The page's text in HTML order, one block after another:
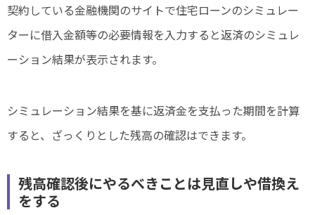
契約している金融機関のサイトで住宅ローンのシミュレー
ターに借入金額等の必要情報を入力すると返済のシミュレ
ーション結果が表示されます。
シミュレーション結果を基に返済金を支払った期間を計算
すると、ざっくりとした残高の確認はできます。
残高確認後にやるべきことは見直しや借換え
をする